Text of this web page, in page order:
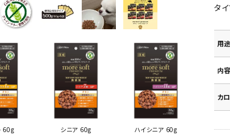
60g シニア 60g ハイシニア 60g
タ
用途
内
カ